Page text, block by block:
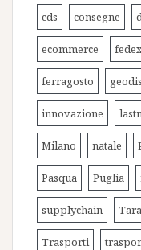
cds consegne
ecommerce
ferragosto geodis
innovazione
Milano natale
Pasqua Puglia
supplychain
Trasporti